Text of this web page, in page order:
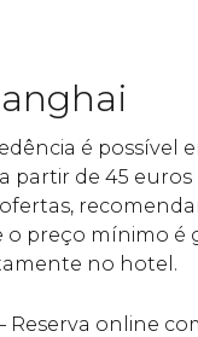
é possível
partir de 45 euros
o preço mínimo é
no hotel.
Reserva online